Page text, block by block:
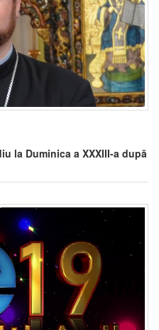
la Duminica a XXXIII-a după